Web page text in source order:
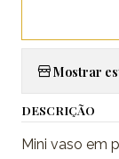
Mostrar
DESCRIÇÃO
Mini vaso em